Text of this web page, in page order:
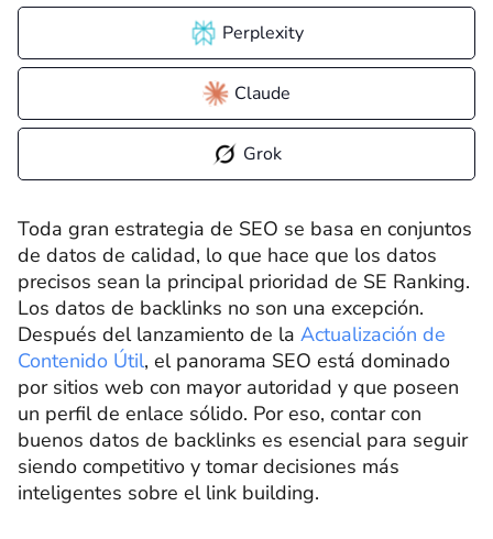
Perplexity
Claude
Grok
Toda gran estrategia de SEO se basa en conjuntos
de datos de calidad, lo que hace que los datos
precisos sean la principal prioridad de SE Ranking.
Los datos de backlinks no son una excepción.
Después del lanzamiento de la Actualización de
Contenido Útil, el panorama SEO está dominado
por sitios web con mayor autoridad y que poseen
un perfil de enlace sólido. Por eso, contar con
buenos datos de backlinks es esencial para seguir
siendo competitivo y tomar decisiones más
inteligentes sobre el link building.